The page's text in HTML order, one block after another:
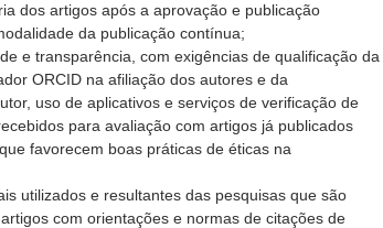
dos artigos após a aprovação e publicação
da publicação contínua;
e transparência, com exigências de qualificação da
ORCID na afiliação dos autores e da
uso de aplicativos e serviços de verificação de
para avaliação com artigos já publicados
favorecem boas práticas de éticas na
utilizados e resultantes das pesquisas que são
com orientações e normas de citações de